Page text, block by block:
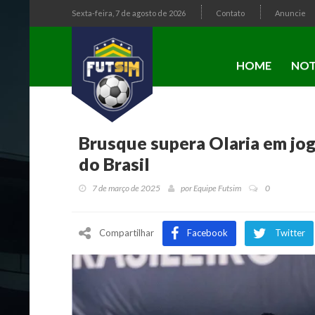
Sexta-feira, 7 de agosto de 2026 Contato Anuncie
HOME
Brusque supera Olaria em
do Brasil
7 de março de 2025 porEquipe Futsim 0
Compartilhar Facebook Twitter